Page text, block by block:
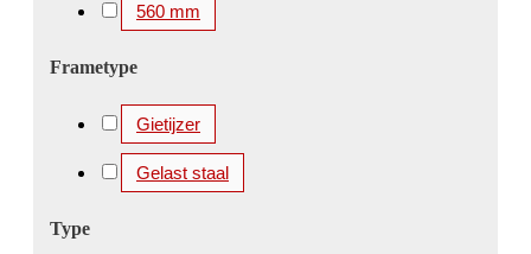
560 mm
Frametype
Gietijzer
Gelast staal
Type